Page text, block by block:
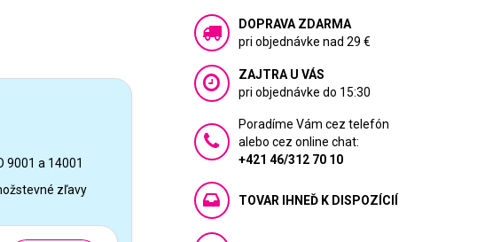
9001 a 14001
zľavy
DOPRAVA ZDARMA
pri objednávke nad 29 €
ZAJTRA U VÁS
pri objednávke do 15:30
Poradíme Vám cez telefón
alebo cez online chat:
+421 46/312 70 10
TOVAR IHNEĎ K DISPOZÍCIÍ